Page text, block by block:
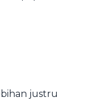
justru